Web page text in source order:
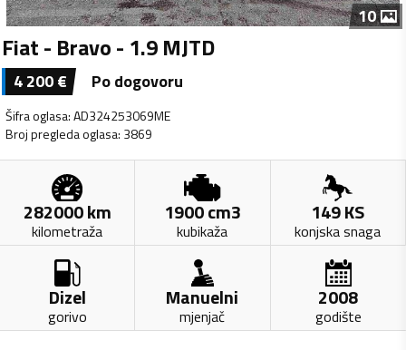
10
Fiat - Bravo - 1.9 MJTD
4 200€ Po dogovoru
Šifra oglasa:AD324253069ME
Broj pregleda oglasa: 3869
282000km
kilometraža
1900cm3
kubikaža
149KS
konjska snaga
Dizel
gorivo
Manuelni
mjenjač
2008
godište